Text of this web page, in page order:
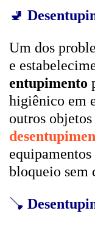
🚽
Um dos
e
entupimento
higiênico em
outros
bloqueio sem
🪠